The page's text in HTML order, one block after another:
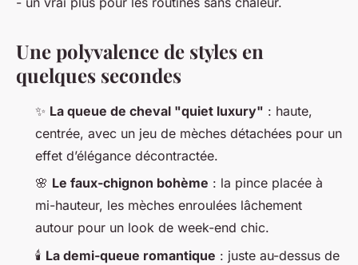
Une polyvalence de styles en
quelques secondes
✨ La queue de cheval "quiet luxury" : haute,
centrée, avec un jeu de mèches détachées pour un
effet d’élégance décontractée.
🌸 Le faux-chignon bohème : la pince placée à
mi-hauteur, les mèches enroulées lâchement
autour pour un look de week-end chic.
🕯️ La demi-queue romantique : juste au-dessus de